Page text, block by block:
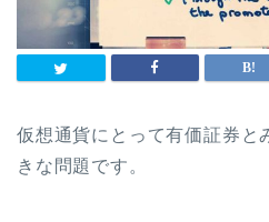
仮想通貨にとって有価証券と
きな問題です。